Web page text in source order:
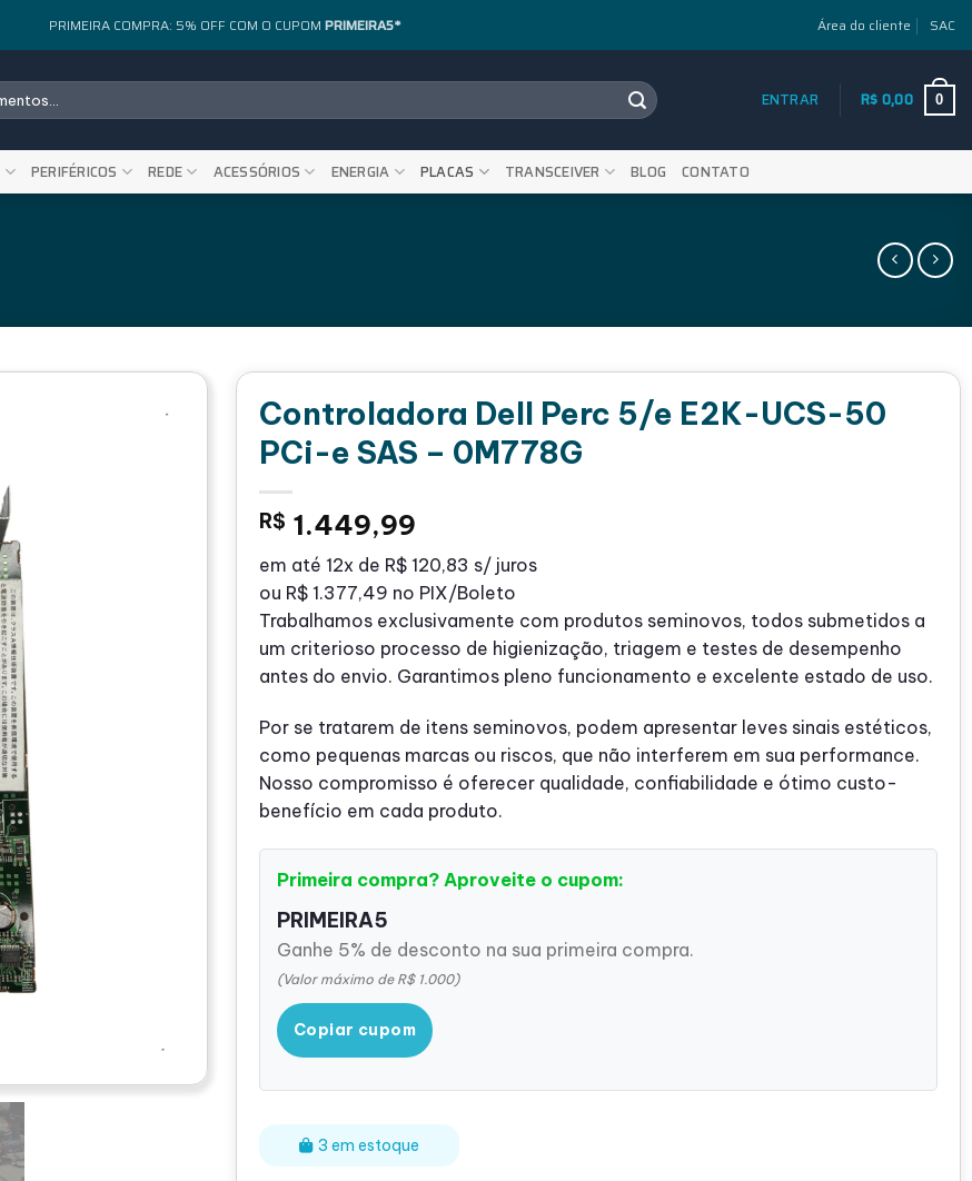
PRIMEIRA COMPRA: 5% OFF COM O CUPOM PRIMEIRA5* Área do cliente SAC
ENTRAR R$0,00 0
PERIFÉRICOS REDE ACESSÓRIOS ENERGIA PLACAS TRANSCEIVER BLOG CONTATO
Controladora Dell Perc 5/e E2K-UCS-50
PCi-e SAS – 0M778G
R$ 1.449,99
em até 12x de R$ 120,83 s/ juros
ou R$ 1.377,49 no PIX/Boleto
Trabalhamos exclusivamente com produtos seminovos, todos submetidos a
um criterioso processo de higienização, triagem e testes de desempenho
antes do envio. Garantimos pleno funcionamento e excelente estado de uso.
Por se tratarem de itens seminovos, podem apresentar leves sinais estéticos,
como pequenas marcas ou riscos, que não interferem em sua performance.
Nosso compromisso é oferecer qualidade, confiabilidade e ótimo custo-
benefício em cada produto.
Primeira compra? Aproveite o cupom:
PRIMEIRA5
Ganhe 5% de desconto na sua primeira compra.
(Valor máximo de R$ 1.000)
Copiar cupom
3 em estoque